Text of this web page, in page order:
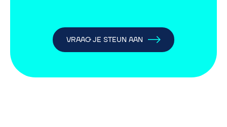
VRAAG JE STEUN AAN